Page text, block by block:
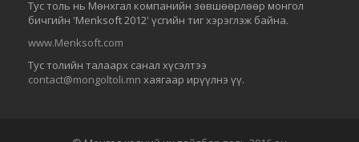
Тус толь нь Мөнхгал компанийн зөвшөөрлөөр монгол
бичгийн 'Menksoft 2012' үсгийн тиг хэрэглэж байна.
www.Menksoft.com
Тус толийн талаарх санал хүсэлтээ
contact@mongoltoli.mn хаягаар ирүүлнэ үү.